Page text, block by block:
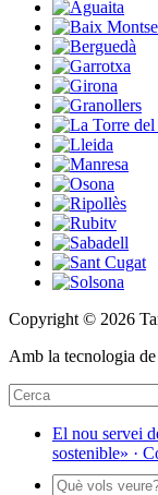
Copyright © 2026
Amb la tecnologia de
El nou servei
sostenible» ·